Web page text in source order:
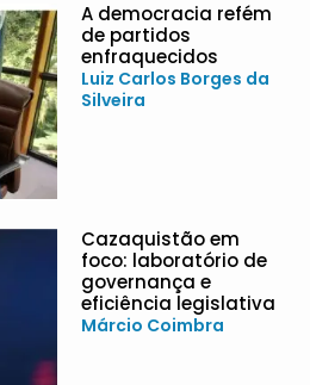
A democracia refém
de partidos
enfraquecidos
Luiz Carlos Borges da
Silveira
Cazaquistão em
foco: laboratório de
governança e
eficiência legislativa
Márcio Coimbra